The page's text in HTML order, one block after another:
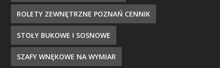
ROLETY ZEWNĘTRZNE POZNAŃ CENNIK
STOŁY BUKOWE I SOSNOWE
SZAFY WNĘKOWE NA WYMIAR